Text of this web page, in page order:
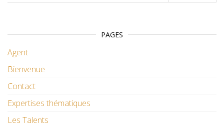
PAGES
Agent
Bienvenue
Contact
Expertises thématiques
Les Talents